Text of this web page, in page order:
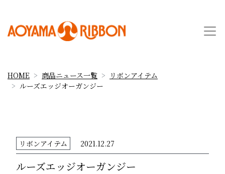
HOME 商品ニュース一覧
リボンアイテム
ルーズエッジオーガンジー
リボンアイテム 2021.12.27
ルーズエッジオーガンジー